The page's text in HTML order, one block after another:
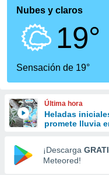
por
que se
calidad.
a este
las
y
forma
digital
basada
Nubes y claros
19°
Sensación de 19°
Última hora
Heladas
promete lluvia
¡Descarga
Meteored!